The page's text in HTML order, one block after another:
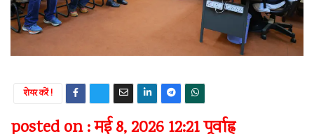
शेयर करें !
posted on : मई 8, 2026 12:21 पूर्वाह्न